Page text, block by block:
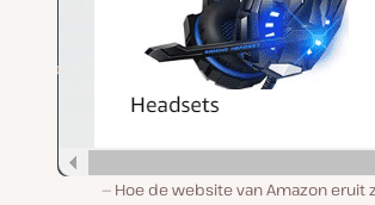
Hoe de website van Amazon